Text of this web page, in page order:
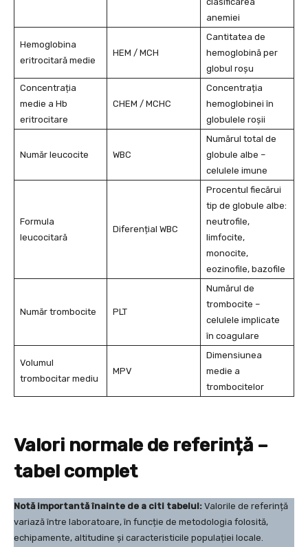
anemiei
Hemoglobina
eritrocitară medie
HEM / MCH
Cantitatea de
hemoglobină per
globul roșu
Concentrația
medie a Hb
eritrocitare
CHEM / MCHC
Concentrația
hemoglobinei în
globulele roșii
Număr leucocite WBC
Numărul total de
globule albe –
celulele imune
Formula
leucocitară
Diferențial WBC
Procentul fiecărui
tip de globule albe:
neutrofile,
limfocite,
monocite,
eozinofile, bazofile
Număr trombocite PLT
Numărul de
trombocite –
celulele implicate
în coagulare
Volumul
trombocitar mediu
MPV
Dimensiunea
medie a
trombocitelor
Valori normale de referință –
tabel complet
Notă importantă înainte de a citi tabelul: Valorile de referință
variază între laboratoare, în funcție de metodologia folosită,
echipamente, altitudine și caracteristicile populației locale.